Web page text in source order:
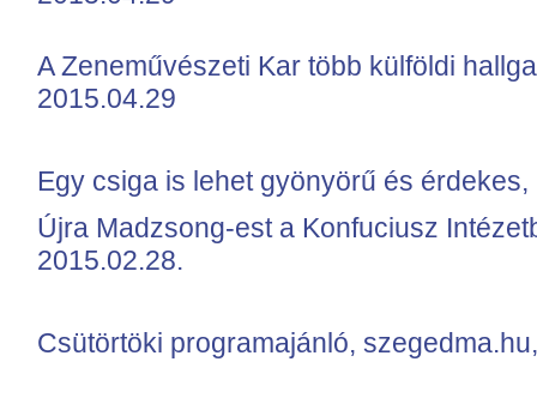
A Zeneművészeti Kar több külföldi
2015.04.29
Egy csiga is lehet gyönyörű és
Újra Madzsong-est a Konfuciusz
2015.02.28.
Csütörtöki programajánló,